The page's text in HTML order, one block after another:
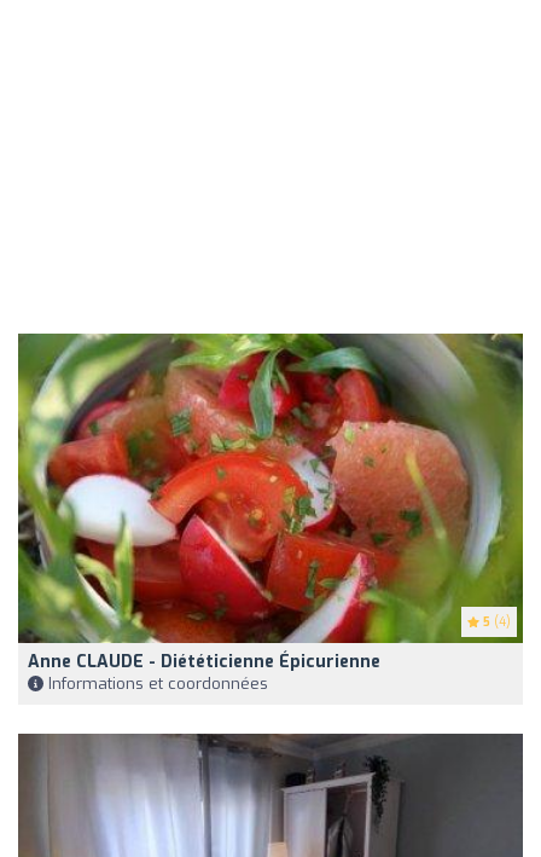
5 (4)
Anne CLAUDE - Diététicienne Épicurienne
Informations et coordonnées